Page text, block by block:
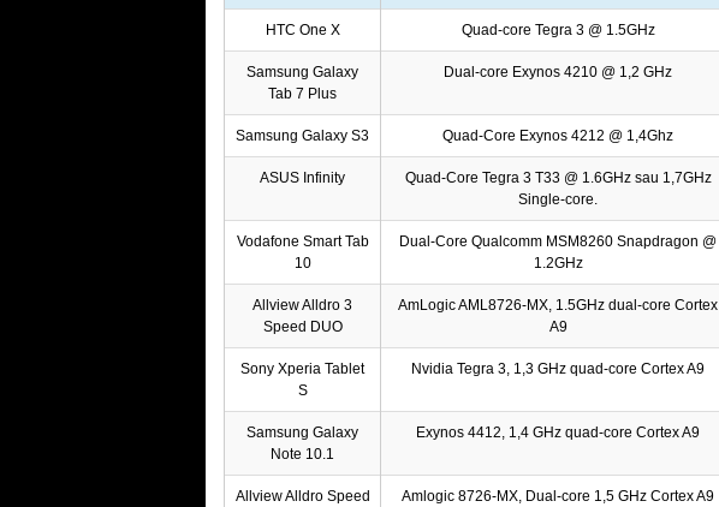
HTC One X Quad-core Tegra 3 @ 1.5GHz
Samsung Galaxy
Tab 7 Plus
Dual-core Exynos 4210 @ 1,2 GHz
Samsung Galaxy S3 Quad-Core Exynos 4212 @ 1,4Ghz
ASUS Infinity
Quad-Core Tegra 3 T33 @ 1.6GHz sau 1,7GHz
Single-core.
Vodafone Smart Tab
10
Dual-Core Qualcomm MSM8260 Snapdragon @
1.2GHz
Allview Alldro 3
Speed DUO
AmLogic AML8726-MX, 1.5GHz dual-core Cortex
A9
Sony Xperia Tablet
S
Nvidia Tegra 3, 1,3 GHz quad-core Cortex A9
Samsung Galaxy
Note 10.1
Exynos 4412, 1,4 GHz quad-core Cortex A9
Allview Alldro Speed
Amlogic 8726-MX, Dual-core 1,5 GHz Cortex A9